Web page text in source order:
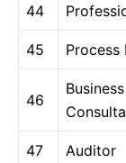
44
45 Process
46
47 Auditor